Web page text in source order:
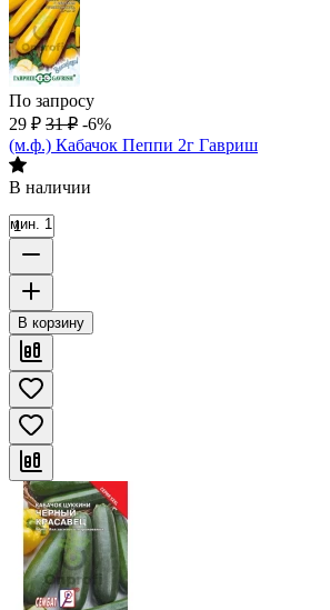
По запросу
29 ₽ 31 ₽ -6%
(м.ф.) Кабачок Пеппи 2г Гавриш
В наличии
мин. 1
В корзину